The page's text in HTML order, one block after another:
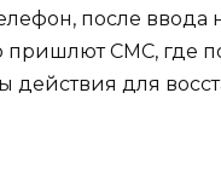
после ввода
пришлют СМС, где
действия для